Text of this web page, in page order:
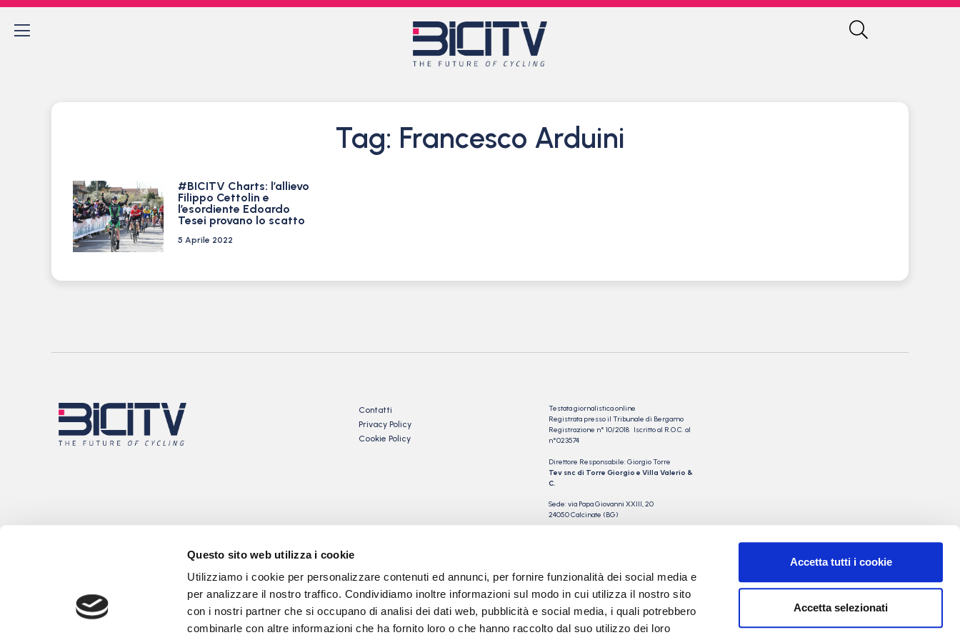
Questo sito web utilizza i cookie
Utilizziamo i cookie per personalizzare contenuti ed annunci, per fornire funzionalità dei social media e
per analizzare il nostro traffico. Condividiamo inoltre informazioni sul modo in cui utilizza il nostro sito
con i nostri partner che si occupano di analisi dei dati web, pubblicità e social media, i quali potrebbero
combinarle con altre informazioni che ha fornito loro o che hanno raccolto dal suo utilizzo dei loro
Accetta tutti i cookie
Accetta selezionati
Tag: Francesco Arduini
#BICITV Charts: l’allievo
Filippo Cettolin e
l’esordiente Edoardo
Tesei provano lo scatto
5 Aprile 2022
Contatti
Privacy Policy
Cookie Policy
Testata giornalistica online
Registrata presso il Tribunale di Bergamo
Registrazione n° 10/2018 Iscritto al R.O.C. al
n°023574
Direttore Responsabile: Giorgio Torre
Tev snc di Torre Giorgio e Villa Valerio &
C.
Sede: via Papa Giovanni XXIII, 20
24050 Calcinate (BG)